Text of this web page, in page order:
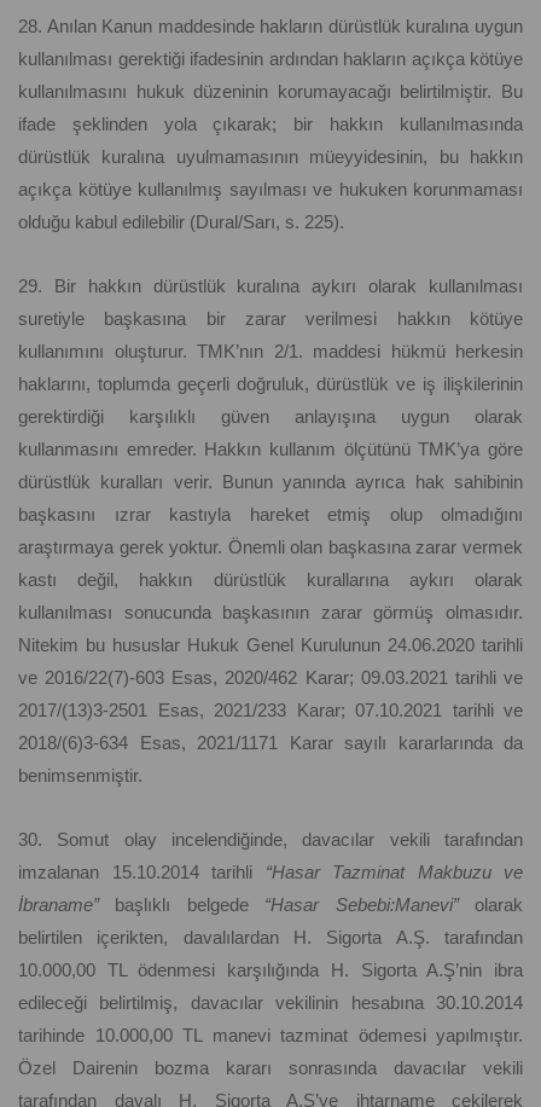
28. Anılan Kanun maddesinde hakların dürüstlük kuralına uygun
kullanılması gerektiği ifadesinin ardından hakların açıkça kötüye
kullanılmasını hukuk düzeninin korumayacağı belirtilmiştir. Bu
ifade şeklinden yola çıkarak; bir hakkın kullanılmasında
dürüstlük kuralına uyulmamasının müeyyidesinin, bu hakkın
açıkça kötüye kullanılmış sayılması ve hukuken korunmaması
olduğu kabul edilebilir (Dural/Sarı, s. 225).
29. Bir hakkın dürüstlük kuralına aykırı olarak kullanılması
suretiyle başkasına bir zarar verilmesi hakkın kötüye
kullanımını oluşturur. TMK’nın 2/1. maddesi hükmü herkesin
haklarını, toplumda geçerli doğruluk, dürüstlük ve iş ilişkilerinin
gerektirdiği karşılıklı güven anlayışına uygun olarak
kullanmasını emreder. Hakkın kullanım ölçütünü TMK’ya göre
dürüstlük kuralları verir. Bunun yanında ayrıca hak sahibinin
başkasını ızrar kastıyla hareket etmiş olup olmadığını
araştırmaya gerek yoktur. Önemli olan başkasına zarar vermek
kastı değil, hakkın dürüstlük kurallarına aykırı olarak
kullanılması sonucunda başkasının zarar görmüş olmasıdır.
Nitekim bu hususlar Hukuk Genel Kurulunun 24.06.2020 tarihli
ve 2016/22(7)-603 Esas, 2020/462 Karar; 09.03.2021 tarihli ve
2017/(13)3-2501 Esas, 2021/233 Karar; 07.10.2021 tarihli ve
2018/(6)3-634 Esas, 2021/1171 Karar sayılı kararlarında da
benimsenmiştir.
30. Somut olay incelendiğinde, davacılar vekili tarafından
imzalanan 15.10.2014 tarihli “Hasar Tazminat Makbuzu ve
İbraname”başlıklı belgede “Hasar Sebebi:Manevi”olarak
belirtilen içerikten, davalılardan H. Sigorta A.Ş. tarafından
10.000,00 TL ödenmesi karşılığında H. Sigorta A.Ş’nin ibra
edileceği belirtilmiş, davacılar vekilinin hesabına 30.10.2014
tarihinde 10.000,00 TL manevi tazminat ödemesi yapılmıştır.
Özel Dairenin bozma kararı sonrasında davacılar vekili
tarafından davalı H. Sigorta A.Ş’ye ihtarname çekilerek